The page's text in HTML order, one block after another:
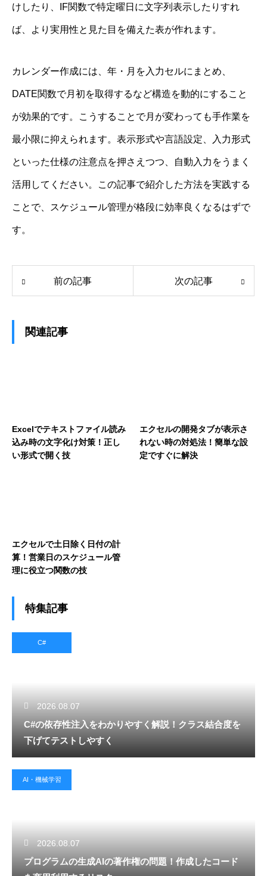
けしたり、IF関数で特定曜日に文字列表示したりすれ
ば、より実用性と見た目を備えた表が作れます。
カレンダー作成には、年・月を入力セルにまとめ、
DATE関数で月初を取得するなど構造を動的にすること
が効果的です。こうすることで月が変わっても手作業を
最小限に抑えられます。表示形式や言語設定、入力形式
といった仕様の注意点を押さえつつ、自動入力をうまく
活用してください。この記事で紹介した方法を実践する
ことで、スケジュール管理が格段に効率良くなるはずで
す。
前の記事 次の記事
関連記事
Excelでテキストファイル読み
込み時の文字化け対策！正し
い形式で開く技
エクセルの開発タブが表示さ
れない時の対処法！簡単な設
定ですぐに解決
エクセルで土日除く日付の計
算！営業日のスケジュール管
理に役立つ関数の技
特集記事
C#
2026.08.07
C#の依存性注入をわかりやすく解説！クラス結合度を
下げてテストしやすく
AI・機械学習
2026.08.07
プログラムの生成AIの著作権の問題！作成したコード